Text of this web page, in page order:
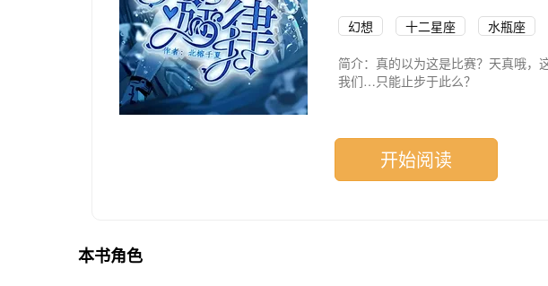
幻想 十二星座 水瓶座
简介：真的以为这是比赛？天真哦，
我们…只能止步于此么？
最终，仅能活一人!!!
哎呀呀～你可是唯一的存活者呢～啧
你的表情和你心底的情绪，可真是
开始阅读
本书角色